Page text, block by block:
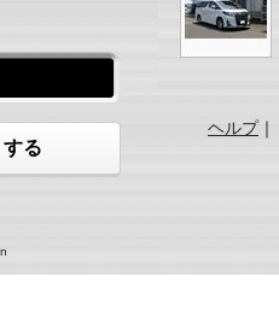
る
ヘルプ｜